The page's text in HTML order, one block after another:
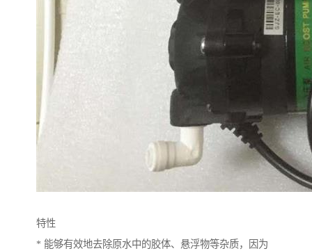
特性
* 能够有效地去除原水中的胶体、悬浮物等杂质，因为